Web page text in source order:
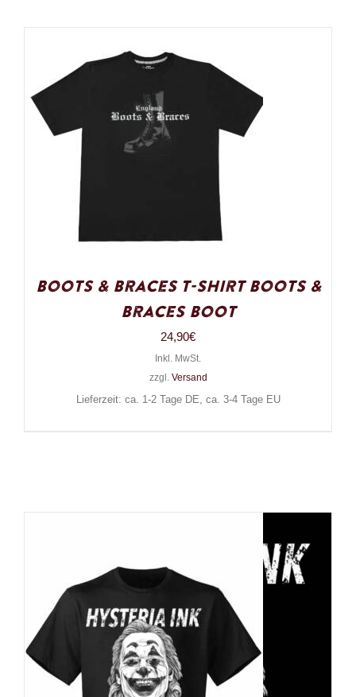
Boots & Braces T-Shirt Boots &
Braces Boot
24,90€
Inkl. MwSt.
zzgl. Versand
Lieferzeit: ca. 1-2 Tage DE, ca. 3-4 Tage EU